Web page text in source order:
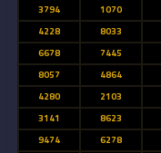
3794 1070
4228
8033
6678
7445
8057
4864
4280
2103
3141
8623
9474
6278